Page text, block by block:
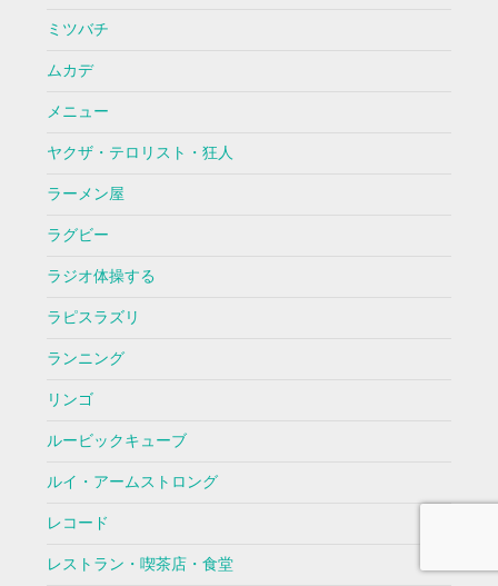
ミツバチ
ムカデ
メニュー
ヤクザ・テロリスト・狂人
ラーメン屋
ラグビー
ラジオ体操する
ラピスラズリ
ランニング
リンゴ
ルービックキューブ
ルイ・アームストロング
レコード
レストラン・喫茶店・食堂